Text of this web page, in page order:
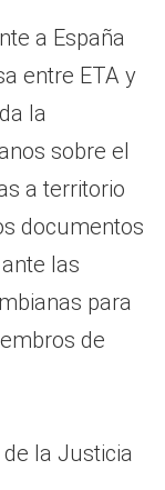
a España
entre ETA y
la
sobre el
a territorio
documentos
las
para
de
la Justicia